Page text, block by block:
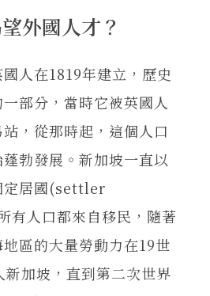
外國人才？
人在1819年建立，歷史
一部分，當時它被英國人
，從那時起，這個人口
勃發展。新加坡一直以
定居國(settler
人口都來自移民，隨著
區的大量勞動力在19世
加坡，直到第二次世界